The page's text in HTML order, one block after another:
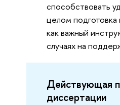
способствовать
целом подготовка
как важный
случаях на
Действующая
диссертации